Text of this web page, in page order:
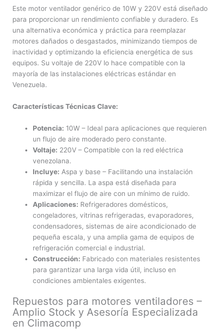
Este motor ventilador genérico de 10W y 220V está diseñado
para proporcionar un rendimiento confiable y duradero. Es
una alternativa económica y práctica para reemplazar
motores dañados o desgastados, minimizando tiempos de
inactividad y optimizando la eficiencia energética de sus
equipos. Su voltaje de 220V lo hace compatible con la
mayoría de las instalaciones eléctricas estándar en
Venezuela.
Características Técnicas Clave:
Potencia: 10W – Ideal para aplicaciones que requieren
un flujo de aire moderado pero constante.
Voltaje: 220V – Compatible con la red eléctrica
venezolana.
Incluye: Aspa y base – Facilitando una instalación
rápida y sencilla. La aspa está diseñada para
maximizar el flujo de aire con un mínimo de ruido.
Aplicaciones: Refrigeradores domésticos,
congeladores, vitrinas refrigeradas, evaporadores,
condensadores, sistemas de aire acondicionado de
pequeña escala, y una amplia gama de equipos de
refrigeración comercial e industrial.
Construcción: Fabricado con materiales resistentes
para garantizar una larga vida útil, incluso en
condiciones ambientales exigentes.
Repuestos para motores ventiladores –
Amplio Stock y Asesoría Especializada
en Climacomp